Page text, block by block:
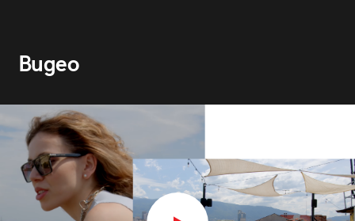
Видео